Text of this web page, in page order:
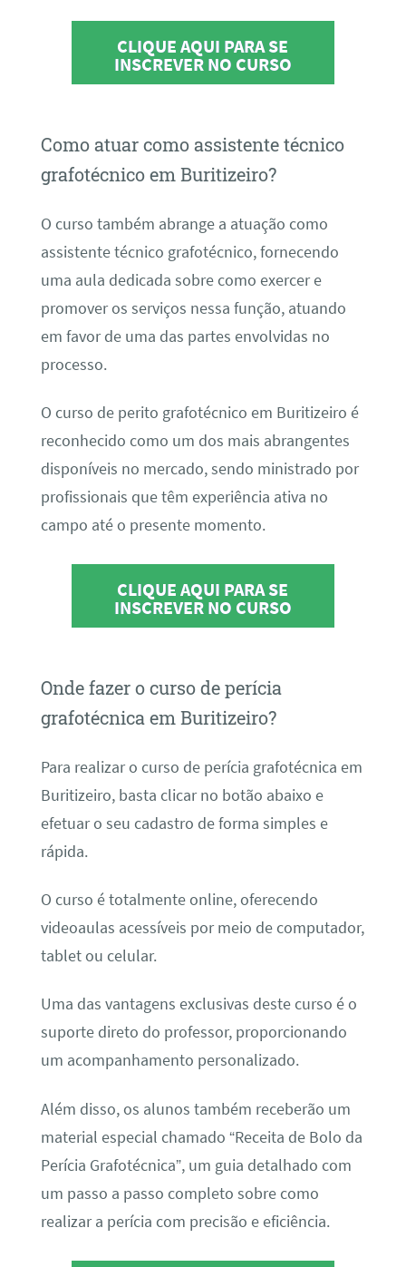
CLIQUE AQUI PARA SE
INSCREVER NO CURSO
Como atuar como assistente técnico
grafotécnico em Buritizeiro?
O curso também abrange a atuação como
assistente técnico grafotécnico, fornecendo
uma aula dedicada sobre como exercer e
promover os serviços nessa função, atuando
em favor de uma das partes envolvidas no
processo.
O curso de perito grafotécnico em Buritizeiro é
reconhecido como um dos mais abrangentes
disponíveis no mercado, sendo ministrado por
profissionais que têm experiência ativa no
campo até o presente momento.
CLIQUE AQUI PARA SE
INSCREVER NO CURSO
Onde fazer o curso de perícia
grafotécnica em Buritizeiro?
Para realizar o curso de perícia grafotécnica em
Buritizeiro, basta clicar no botão abaixo e
efetuar o seu cadastro de forma simples e
rápida.
O curso é totalmente online, oferecendo
videoaulas acessíveis por meio de computador,
tablet ou celular.
Uma das vantagens exclusivas deste curso é o
suporte direto do professor, proporcionando
um acompanhamento personalizado.
Além disso, os alunos também receberão um
material especial chamado “Receita de Bolo da
Perícia Grafotécnica”, um guia detalhado com
um passo a passo completo sobre como
realizar a perícia com precisão e eficiência.